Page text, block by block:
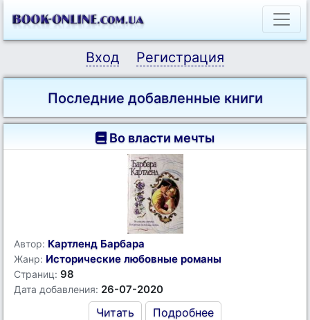
Вход Регистрация
Последние добавленные книги
Во власти мечты
Автор: Картленд Барбара
Жанр: Исторические любовные романы
Страниц: 98
Дата добавления: 26-07-2020
Читать Подробнее